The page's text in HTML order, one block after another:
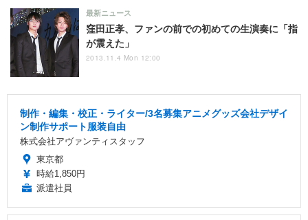
窪田正孝、ファンの前での初めての生演奏に「指
が震えた」
最新ニュース
2013.11.4 Mon 12:00
制作・編集・校正・ライター/3名募集アニメグッズ会社デザイ
ン制作サポート服装自由
株式会社アヴァンティスタッフ
東京都
時給1,850円
派遣社員